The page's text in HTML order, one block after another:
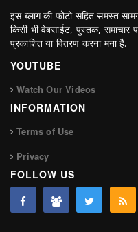
इस ब्लाग की फोटो सहित समस्त
किसी भी वेबसाईट, पुस्तक, समाचार
प्रकाशित या वितरण करना मना है.
YOUTUBE
Watch Our Videos
INFORMATION
Terms of Use
Privacy
FOLLOW US